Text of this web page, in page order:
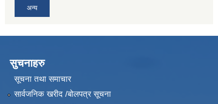
अन्य
सुचनाहरु
सूचना तथा समाचार
सार्वजनिक खरीद /बोलपत्र सूचना